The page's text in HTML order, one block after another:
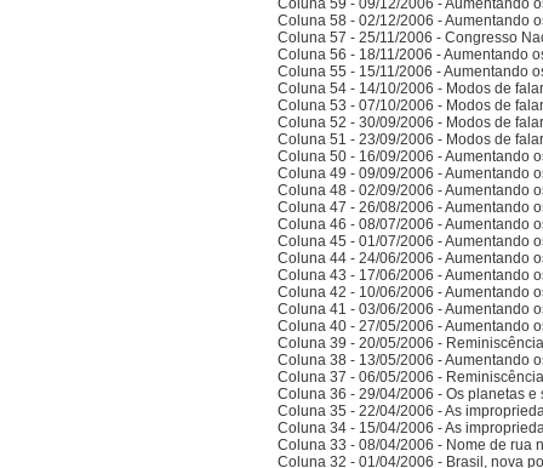
Coluna 59 - 09/12/2006 - Aumentando
Coluna 58 - 02/12/2006 - Aumentando
Coluna 57 - 25/11/2006 - Congresso
Coluna 56 - 18/11/2006 - Aumentando
Coluna 55 - 15/11/2006 - Aumentando
Coluna 54 - 14/10/2006 - Modos de
Coluna 53 - 07/10/2006 - Modos de
Coluna 52 - 30/09/2006 - Modos de
Coluna 51 - 23/09/2006 - Modos de
Coluna 50 - 16/09/2006 - Aumentando
Coluna 49 - 09/09/2006 - Aumentando
Coluna 48 - 02/09/2006 - Aumentando
Coluna 47 - 26/08/2006 - Aumentando
Coluna 46 - 08/07/2006 - Aumentando
Coluna 45 - 01/07/2006 - Aumentando
Coluna 44 - 24/06/2006 - Aumentando
Coluna 43 - 17/06/2006 - Aumentando
Coluna 42 - 10/06/2006 - Aumentando
Coluna 41 - 03/06/2006 - Aumentando
Coluna 40 - 27/05/2006 - Aumentando
Coluna 39 - 20/05/2006 -
Coluna 38 - 13/05/2006 - Aumentando
Coluna 37 - 06/05/2006 -
Coluna 36 - 29/04/2006 - Os planetas e
Coluna 35 - 22/04/2006 - As
Coluna 34 - 15/04/2006 - As
Coluna 33 - 08/04/2006 - Nome de rua
Coluna 32 - 01/04/2006 - Brasil, nova